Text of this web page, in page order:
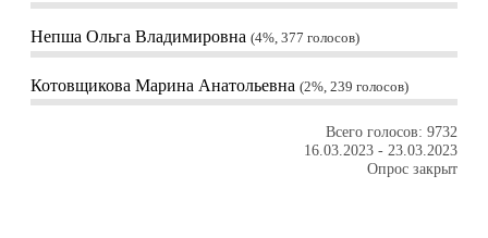
Непша Ольга Владимировна 4%, 377 голосов
Котовщикова Марина Анатольевна 2%, 239 голосов
Всего голосов: 9732
16.03.2023 - 23.03.2023
Опрос закрыт